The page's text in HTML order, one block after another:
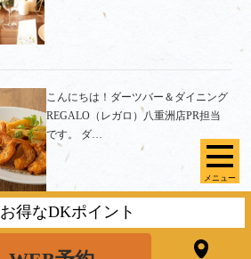
メニュー
こんにちは！ダーツバー＆ダイニング
REGALO（レガロ）八重洲店PR担当
です。 ダ…
こんにちは！ダーツバー＆ダイニング
お得なDKポイント